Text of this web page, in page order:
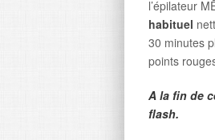
l’épilateur
habituel
30 minutes
points
A la fin de
flash.